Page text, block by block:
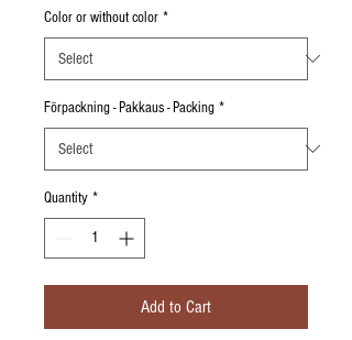
Color or without color *
Förpackning - Pakkaus - Packing *
Quantity *
Add to Cart